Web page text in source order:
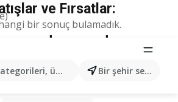
ürünleri arayın... Bir şehir seçin
ve Fırsatlar:
bir sonuç bulamadık.
- nereden